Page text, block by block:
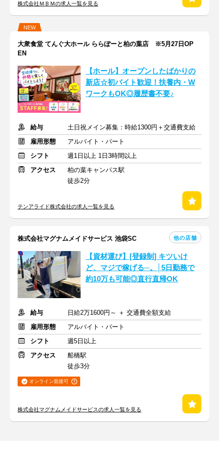
株式会社ＭＢＭの求人一覧を見る
NEW
大衆食堂 てんぐ大ホール ららぽーと柏の葉店 ※5月27日OP
EN
【ホール】オープンしたばかりの
新店☆初バイト歓迎！扶養内・W
ワークもOK◎履歴書不要♪
給与
土日祝メイン募集：時給1300円＋交通費支給
雇用形態
アルバイト・パート
シフト
週1日以上 1日3時間以上
アクセス
柏の葉キャンパス駅
徒歩2分
テンアライド株式会社の求人一覧を見る
株式会社マグナムメイドサービス 池袋SC 他の店舗
【資材運び】[登録制] キツいけ
ど、マジで稼げる─。│5日勤務で
約10万も可能◎直行直帰OK
給与
日給2万1600円～ ＋ 交通費全額支給
雇用形態
アルバイト・パート
シフト
週5日以上
アクセス
船橋駅
徒歩3分
オンライン面接可
株式会社マグナムメイドサービスの求人一覧を見る